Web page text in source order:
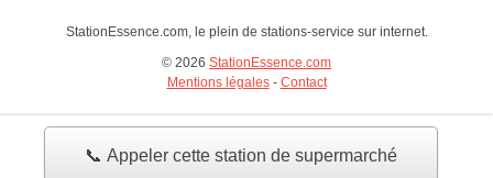
📞 Appeler cette station de supermarché
StationEssence.com, le plein de stations-service sur internet.
© 2026 StationEssence.com
Mentions légales- Contact